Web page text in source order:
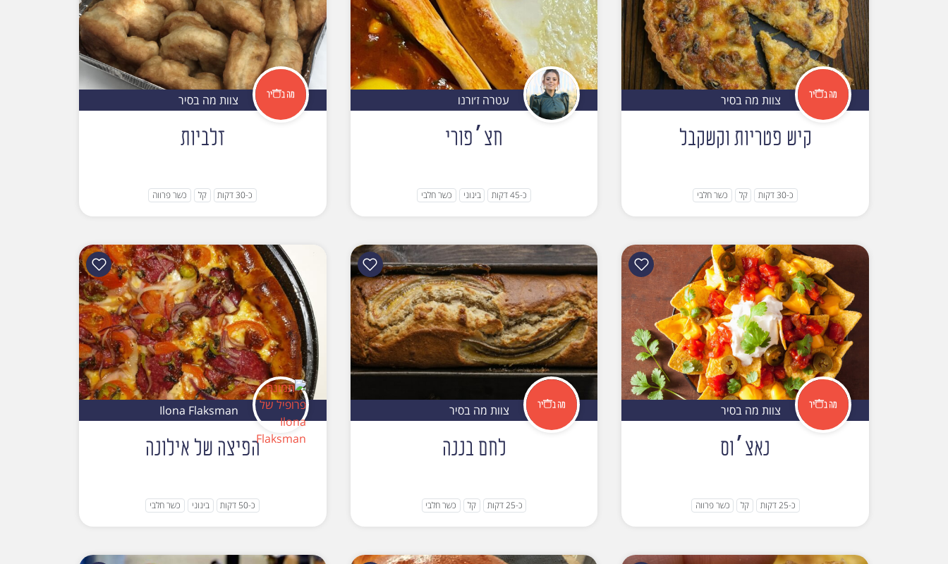
צוות מה בסיר
קיש פטריות וקשקבל
כ-30 דקות קל כשר חלבי
עטרה ז׳ורנו
חצ׳פורי
כ-45 דקות בינוני כשר חלבי
צוות מה בסיר
זלביות
כ-30 דקות קל כשר פרווה
צוות מה בסיר
נאצ׳וס
כ-25 דקות קל כשר פרווה
צוות מה בסיר
לחם בננה
כ-25 דקות קל כשר חלבי
Ilona Flaksman
הפיצה של אילונה
כ-50 דקות בינוני כשר חלבי